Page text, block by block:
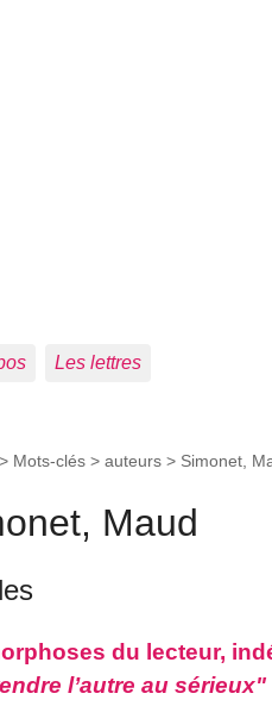
Les lettres
> Mots-clés > auteurs > Simonet,
Maud
du lecteur,
l’autre au sérieux"